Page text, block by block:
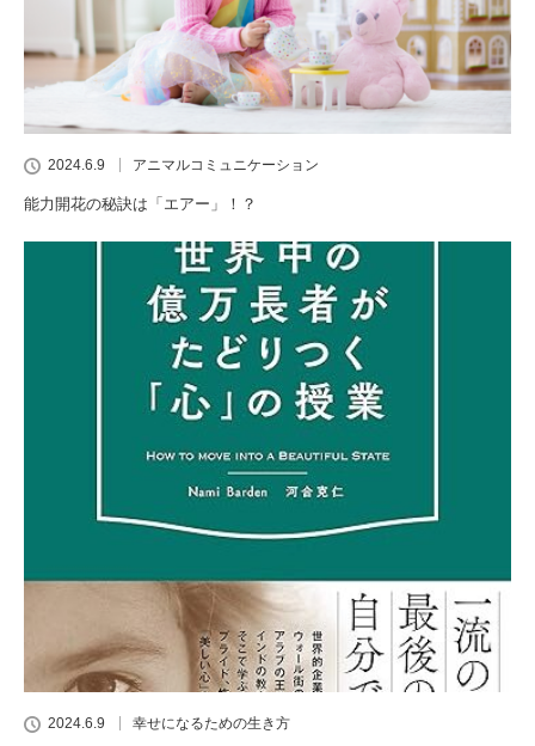
2024.6.9 アニマルコミュニケーション
能力開花の秘訣は「エアー」！？
2024.6.9 幸せになるための生き方